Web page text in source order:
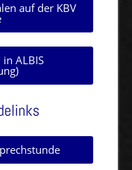
auf der KBV
ALBIS